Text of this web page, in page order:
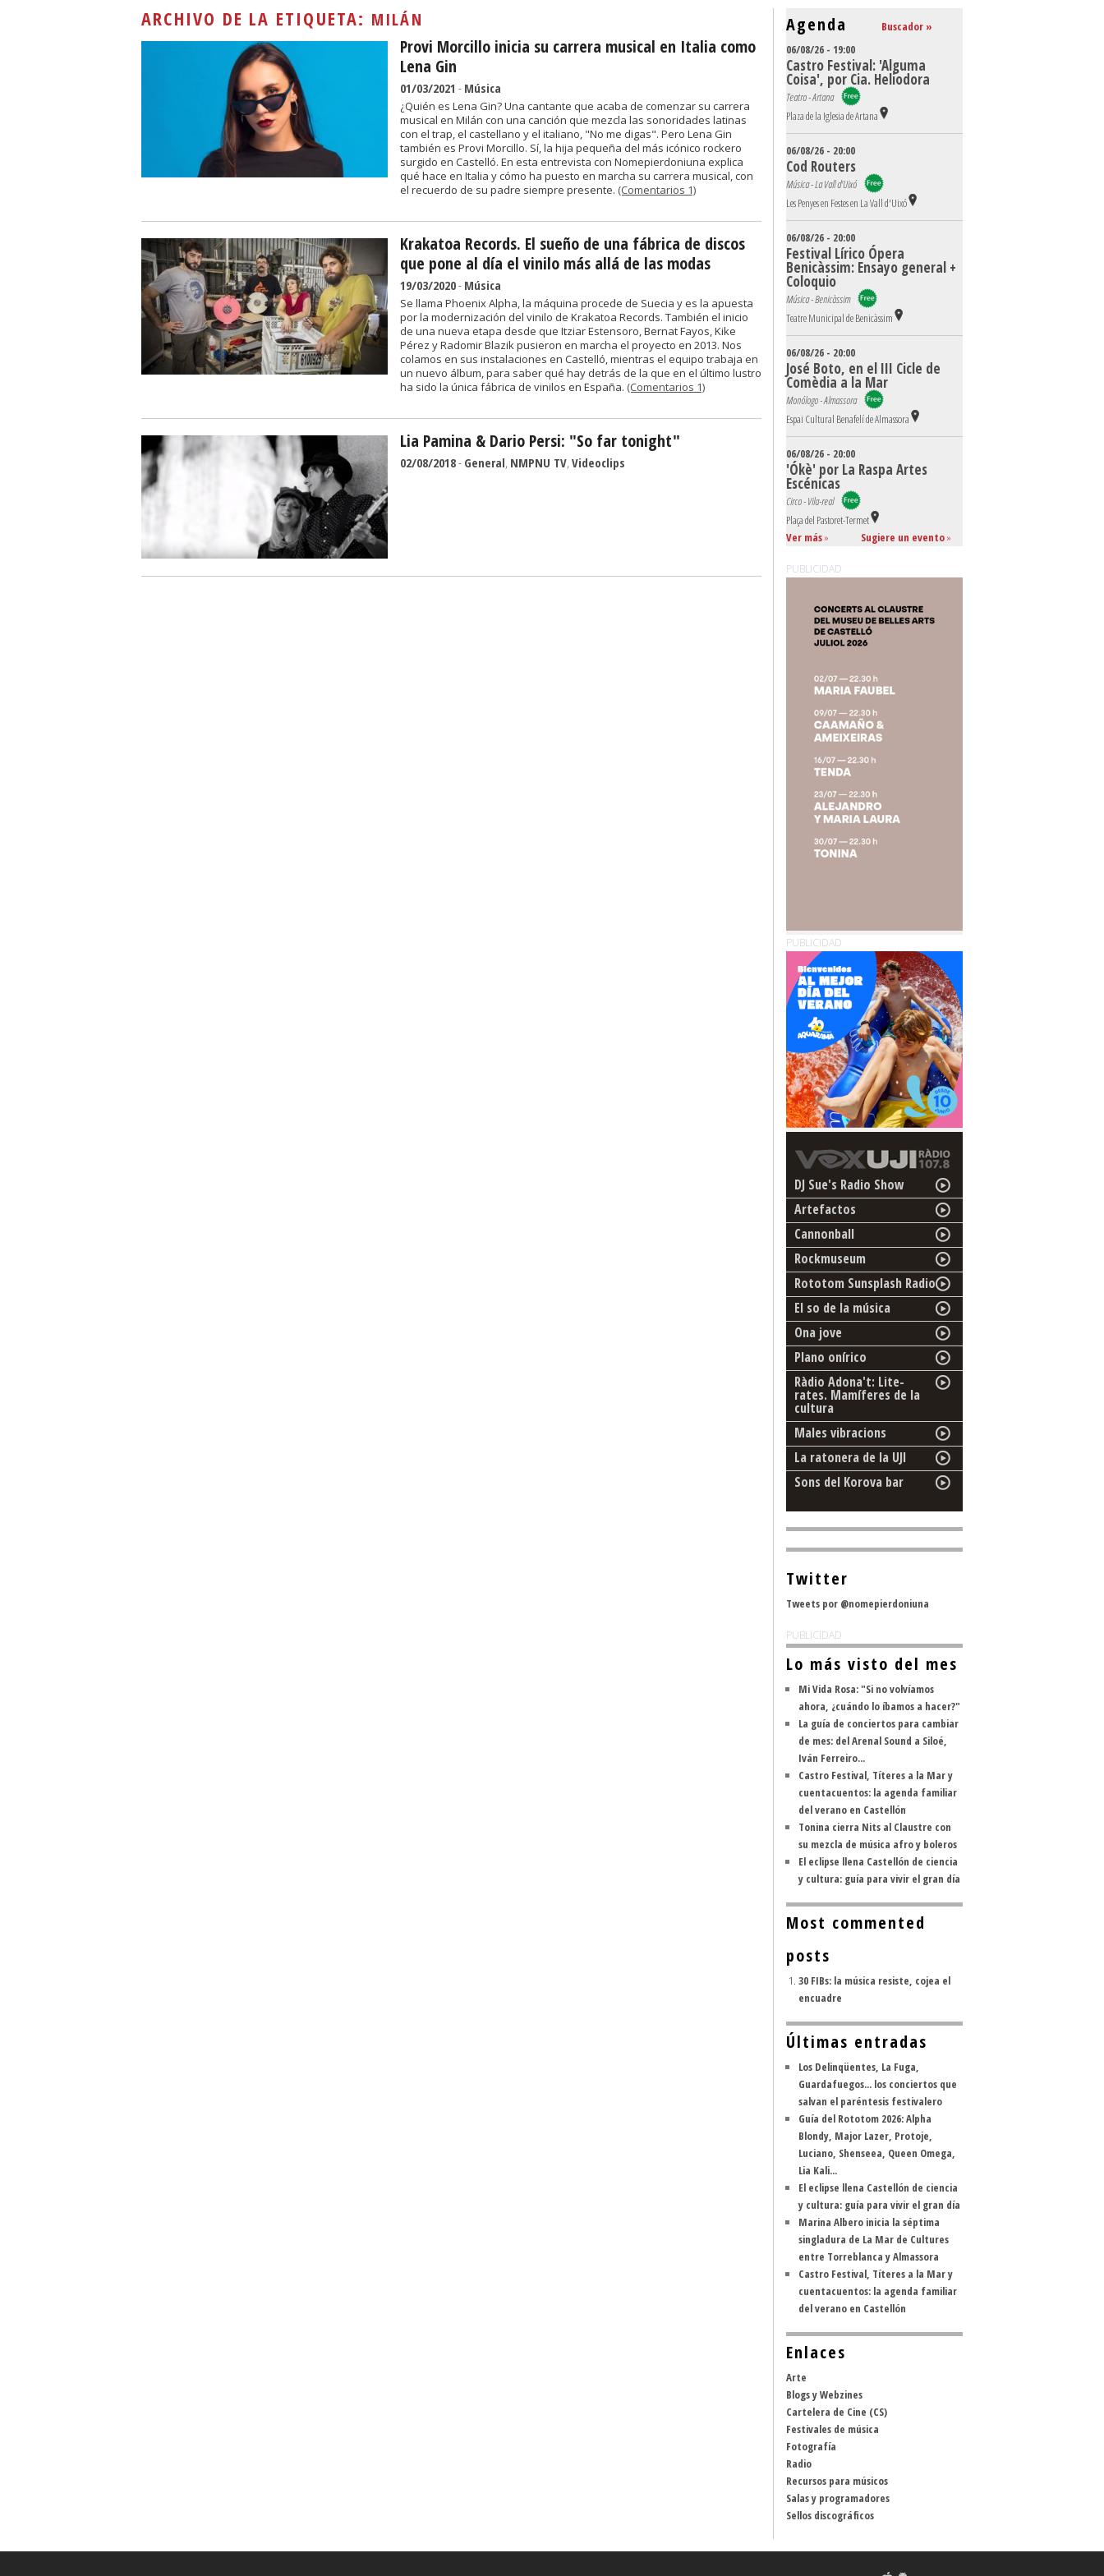
ARCHIVO DE LA ETIQUETA: MILÁN
Provi Morcillo inicia su carrera musical en Italia como
Lena Gin
01/03/2021 - Música
¿Quién es Lena Gin? Una cantante que acaba de comenzar su carrera
musical en Milán con una canción que mezcla las sonoridades latinas
con el trap, el castellano y el italiano, "No me digas". Pero Lena Gin
también es Provi Morcillo. Sí, la hija pequeña del más icónico rockero
surgido en Castelló. En esta entrevista con Nomepierdoniuna explica
qué hace en Italia y cómo ha puesto en marcha su carrera musical, con
el recuerdo de su padre siempre presente. (Comentarios 1)
Krakatoa Records. El sueño de una fábrica de discos
que pone al día el vinilo más allá de las modas
19/03/2020- Música
Se llama Phoenix Alpha, la máquina procede de Suecia y es la apuesta
por la modernización del vinilo de Krakatoa Records. También el inicio
de una nueva etapa desde que Itziar Estensoro, Bernat Fayos, Kike
Pérez y Radomir Blazik pusieron en marcha el proyecto en 2013. Nos
colamos en sus instalaciones en Castelló, mientras el equipo trabaja en
un nuevo álbum, para saber qué hay detrás de la que en el último lustro
ha sido la única fábrica de vinilos en España. (Comentarios 1)
Lia Pamina & Dario Persi: "So far tonight"
02/08/2018- General, NMPNU TV, Videoclips
Agenda
Buscador »
06/08/26 - 19:00
Castro Festival: 'Alguma
Coisa', por Cia. Heliodora
Teatro - Artana
Plaza de la Iglesia de Artana
06/08/26 - 20:00
Cod Routers
Música - La Vall d'Uixó
Les Penyes en Festes en La Vall d'Uixó
06/08/26 - 20:00
Festival Lírico Ópera
Benicàssim: Ensayo general +
Coloquio
Música - Benicàssim
Teatre Municipal de Benicàssim
06/08/26 - 20:00
José Boto, en el III Cicle de
Comèdia a la Mar
Monólogo - Almassora
Espai Cultural Benafelí de Almassora
06/08/26 - 20:00
'Ókè' por La Raspa Artes
Escénicas
Circo - Vila-real
Plaça del Pastoret-Termet
Ver más» Sugiere un evento»
PUBLICIDAD
PUBLICIDAD
DJ Sue's Radio Show
Artefactos
Cannonball
Rockmuseum
Rototom Sunsplash Radio
El so de la música
Ona jove
Plano onírico
Ràdio Adona't: Lite-
rates. Mamíferes de la
cultura
Males vibracions
La ratonera de la UJI
Sons del Korova bar
Twitter
Tweets por @nomepierdoniuna
PUBLICIDAD
Lo más visto del mes
Mi Vida Rosa: "Si no volvíamos
ahora, ¿cuándo lo íbamos a hacer?"
La guía de conciertos para cambiar
de mes: del Arenal Sound a Siloé,
Iván Ferreiro...
Castro Festival, Títeres a la Mar y
cuentacuentos: la agenda familiar
del verano en Castellón
Tonina cierra Nits al Claustre con
su mezcla de música afro y boleros
El eclipse llena Castellón de ciencia
y cultura: guía para vivir el gran día
Most commented
posts
30 FIBs: la música resiste, cojea el
encuadre
Últimas entradas
Los Delinqüentes, La Fuga,
Guardafuegos... los conciertos que
salvan el paréntesis festivalero
Guía del Rototom 2026: Alpha
Blondy, Major Lazer, Protoje,
Luciano, Shenseea, Queen Omega,
Lia Kali...
El eclipse llena Castellón de ciencia
y cultura: guía para vivir el gran día
Marina Albero inicia la séptima
singladura de La Mar de Cultures
entre Torreblanca y Almassora
Castro Festival, Títeres a la Mar y
cuentacuentos: la agenda familiar
del verano en Castellón
Enlaces
Arte
Blogs y Webzines
Cartelera de Cine (CS)
Festivales de música
Fotografía
Radio
Recursos para músicos
Salas y programadores
Sellos discográficos